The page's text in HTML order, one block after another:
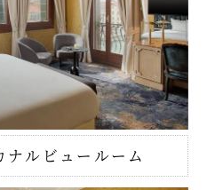
ルビュールーム